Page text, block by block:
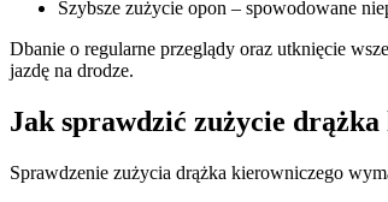
Szybsze zużycie opon – spowodowane
Dbanie o regularne przeglądy oraz utknięcie
jazdę na drodze.
Jak sprawdzić zużycie
Sprawdzenie zużycia drążka kierowniczego